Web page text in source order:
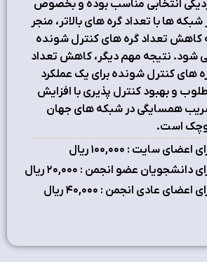
انتخابی مناسب بوده و بخصوص
شبکه ها با تعداد گره های بالاتر، منجر
کاهش تعداد گره های کنترل شونده
شود. نتیجه مهم دیگر، کاهش تعداد
های کنترل شونده برای یک عملکرد
و بهبود کنترل پذیری با افزایش
همسایگی در شبکه های جهان
است.
اعضای سایت : ۱٠٠,٠٠٠ ریال
دانشجویان عضو انجمن : ۲٠,٠٠٠ ریال
اعضای عادی انجمن : ۴٠,٠٠٠ ریال